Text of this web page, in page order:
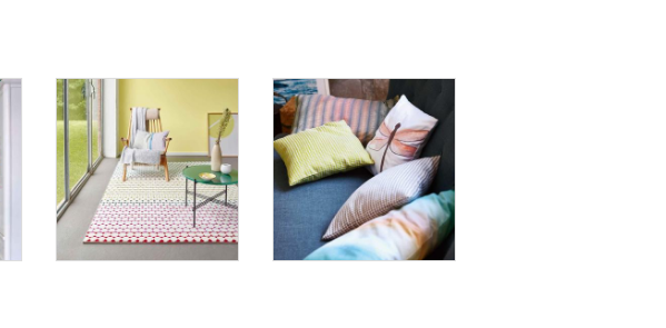
Teppich HAPPY
von Esprit Home
Bunte Kissen
von Esprit Home